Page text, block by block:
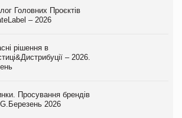
Головних Проєктів
– 2026
рішення в
– 2026.
Просування брендів
2026